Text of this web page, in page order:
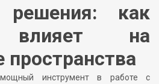
решения: как
влияет на
пространства
инструмент в работе с